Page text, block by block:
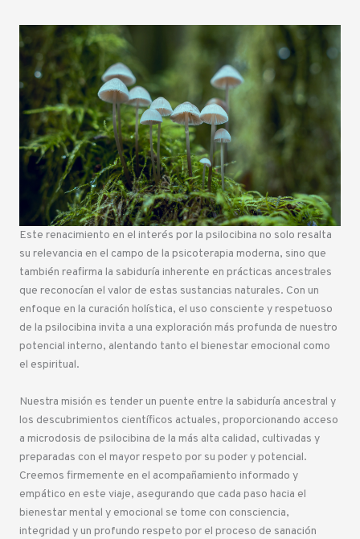
Este renacimiento en el interés por la psilocibina no solo resalta
su relevancia en el campo de la psicoterapia moderna, sino que
también reafirma la sabiduría inherente en prácticas ancestrales
que reconocían el valor de estas sustancias naturales. Con un
enfoque en la curación holística, el uso consciente y respetuoso
de la psilocibina invita a una exploración más profunda de nuestro
potencial interno, alentando tanto el bienestar emocional como
el espiritual.
Nuestra misión es tender un puente entre la sabiduría ancestral y
los descubrimientos científicos actuales, proporcionando acceso
a microdosis de psilocibina de la más alta calidad, cultivadas y
preparadas con el mayor respeto por su poder y potencial.
Creemos firmemente en el acompañamiento informado y
empático en este viaje, asegurando que cada paso hacia el
bienestar mental y emocional se tome con consciencia,
integridad y un profundo respeto por el proceso de sanación